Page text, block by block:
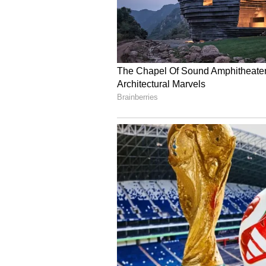
Image Credit :
ಆ ಮಗು ಉಳಿದಿಲ್ಲ
“ಆಮೇಲೆ ಆ ಮಗುವನ್ನು ಹೇಗೆ
ಇಟ್ಟು, ಆ ಮಗುವನ್ನು ನೋಡಿಕೊಳ್ಳಲು
ಉಸಿರಾಟದ ಸಮಸ್ಯೆ ಇದ್ದಿದ್ದರಿಂದ
ಯಾವಾಗಲೂ ಆಟ ಆಡಿಕೊಂಡು
ಆಗಿತ್ತು. ಬಿಗ್‌ ಬಾಸ್‌ ಶೋಗೆ ಹೋಗುವ
ಹೇಳಿದ್ದರು.